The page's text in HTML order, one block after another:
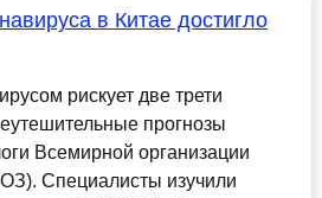
в Китае достигло
рискует две трети
прогнозы
Всемирной организации
Специалисты изучили